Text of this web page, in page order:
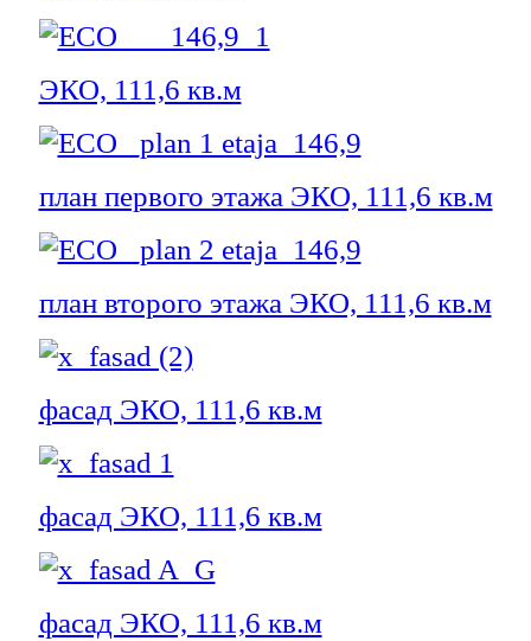
ЭКО, 111,6 кв.м
план первого этажа ЭКО, 111,6 кв.м
план второго этажа ЭКО, 111,6 кв.м
фасад ЭКО, 111,6 кв.м
фасад ЭКО, 111,6 кв.м
фасад ЭКО, 111,6 кв.м